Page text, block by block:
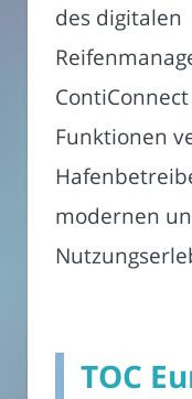
des digitalen
Funktionen
modernen
TOC